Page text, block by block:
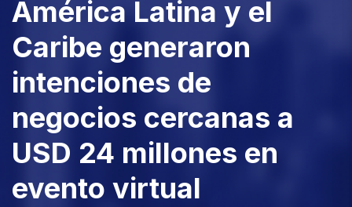
América Latina y el
Caribe generaron
intenciones de
negocios cercanas a
USD 24 millones en
evento virtual